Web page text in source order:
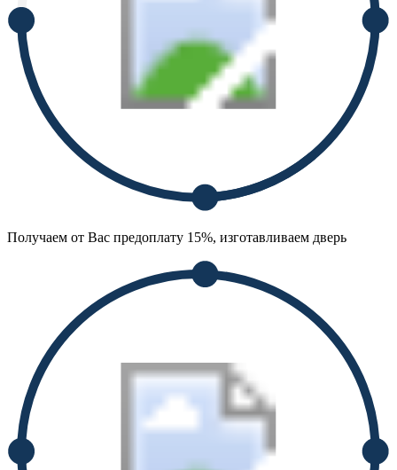
Получаем от Вас предоплату 15%, изготавливаем дверь